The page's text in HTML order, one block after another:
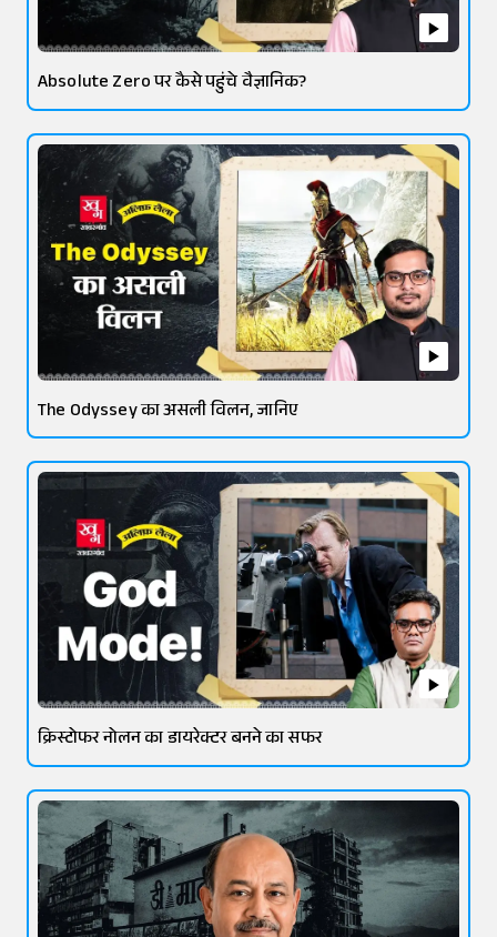
Absolute Zero पर कैसे पहुंचे वैज्ञानिक?
The Odyssey का असली विलन, जानिए
क्रिस्टोफर नोलन का डायरेक्टर बनने का सफर